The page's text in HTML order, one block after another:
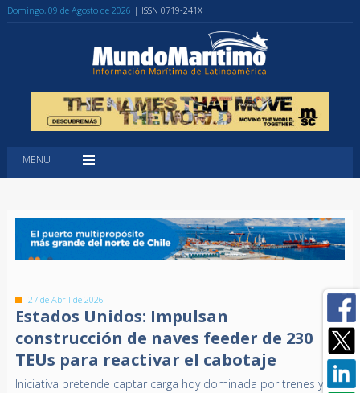
Domingo, 09 de Agosto de 2026 | ISSN 0719-241X
MENU
27 de Abril de 2026
Estados Unidos: Impulsan
construcción de naves feeder de 230
TEUs para reactivar el cabotaje
Iniciativa pretende captar carga hoy dominada por trenes y